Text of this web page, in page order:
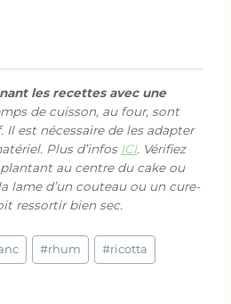
les recettes avec une
de cuisson, au four, sont
est nécessaire de les adapter
Plus d’infos ICI. Vérifiez
au centre du cake ou
lame d’un couteau ou un cure-
ressortir bien sec.
#rhum #ricotta